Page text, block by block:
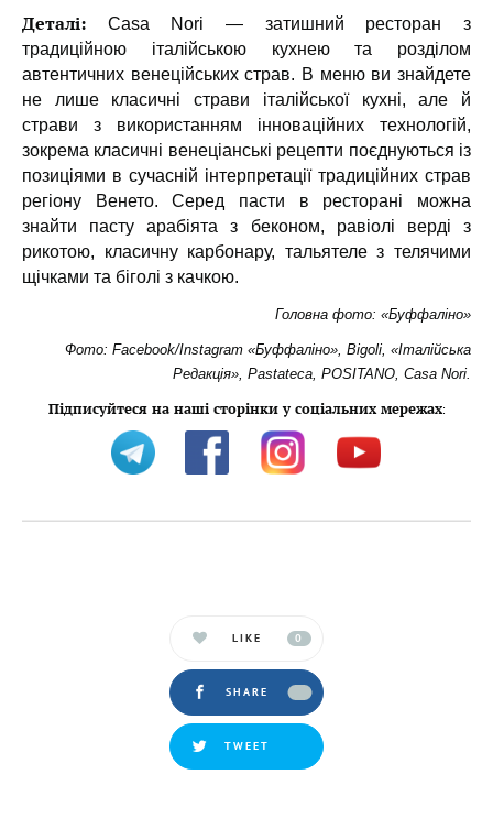
Деталі: Сasa Nori — затишний ресторан з
традиційною італійською кухнею та розділом
автентичних венеційських страв. В меню ви знайдете
не лише класичні страви італійської кухні, але й
страви з використанням інноваційних технологій,
зокрема класичні венеціанські рецепти поєднуються із
позиціями в сучасній інтерпретації традиційних страв
регіону Венето. Серед пасти в ресторані можна
знайти пасту арабіята з беконом, равіолі верді з
рикотою, класичну карбонару, тальятеле з телячими
щічками та біголі з качкою.
Головна фото: «Буффаліно»
Фото: Facebook/Instagram «Буффаліно», Bigoli, «Італійська
Редакція», Pastateca, POSITANO, Casa Nori.
Підписуйтеся на наші сторінки у соціальних мережах:
LIKE 0
SHARE
TWEET